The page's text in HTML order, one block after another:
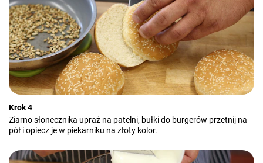
Krok 4
Ziarno słonecznika upraż na patelni, bułki do burgerów przetnij na
pół i opiecz je w piekarniku na złoty kolor.